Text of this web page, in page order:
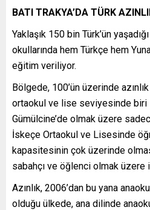
BATI TRAKYA’DA TÜRK
Yaklaşık 150 bin Türk’ün
okullarında hem Türkçe hem
eğitim veriliyor.
Bölgede, 100’ün üzerinde
ortaokul ve lise seviyesinde biri
Gümülcine’de olmak üzere
İskeçe Ortaokul ve Lisesinde
kapasitesinin çok üzerinde
sabahçı ve öğlenci olmak üzere
Azınlık, 2006’dan bu yana
olduğu ülkede, ana dilinde